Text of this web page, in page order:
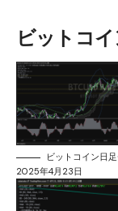
ビットコ
ビットコイン日
2025年4月23日